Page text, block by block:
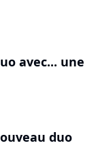
avec... une
duo